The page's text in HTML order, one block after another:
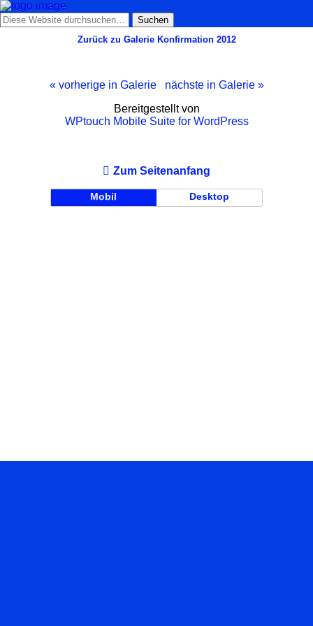
Zurück zu Galerie Konfirmation 2012
« vorherige in Galerie
nächste in Galerie »
Bereitgestellt von
WPtouch Mobile Suite for WordPress
Zum Seitenanfang
Mobil Desktop